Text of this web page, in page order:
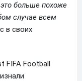
больше похоже
случае всем
в своих
FIFA Football